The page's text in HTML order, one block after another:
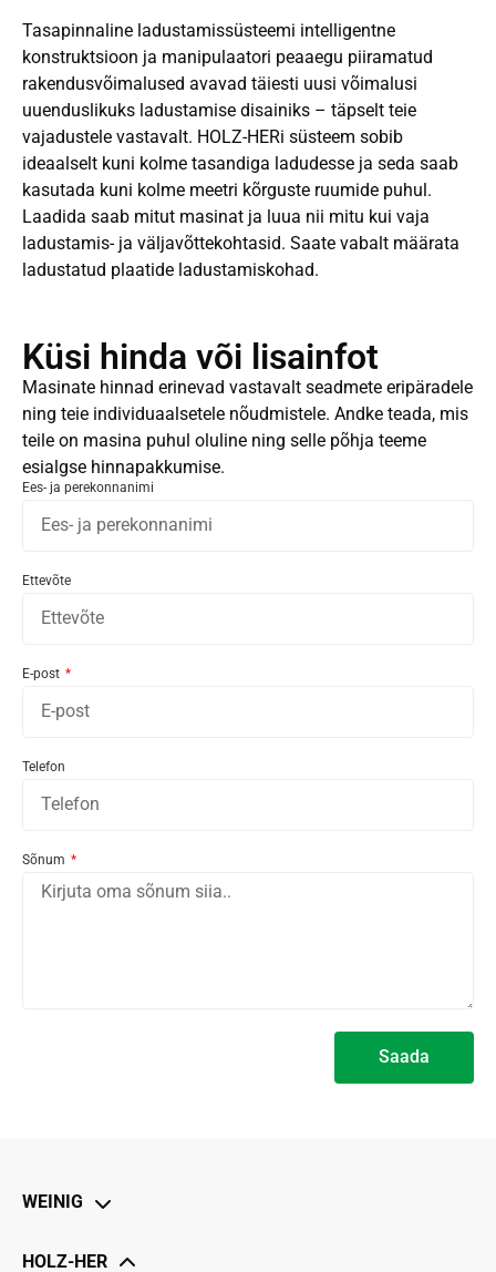
WEINIG
HOLZ-HER
Tasapinnaline ladustamissüsteemi intelligentne
konstruktsioon ja manipulaatori peaaegu piiramatud
rakendusvõimalused avavad täiesti uusi võimalusi
uuenduslikuks ladustamise disainiks – täpselt teie
vajadustele vastavalt. HOLZ-HERi süsteem sobib
ideaalselt kuni kolme tasandiga ladudesse ja seda saab
kasutada kuni kolme meetri kõrguste ruumide puhul.
Laadida saab mitut masinat ja luua nii mitu kui vaja
ladustamis- ja väljavõttekohtasid. Saate vabalt määrata
ladustatud plaatide ladustamiskohad.
Küsi hinda või lisainfot
Masinate hinnad erinevad vastavalt seadmete eripäradele
ning teie individuaalsetele nõudmistele. Andke teada, mis
teile on masina puhul oluline ning selle põhja teeme
esialgse hinnapakkumise.
Ees- ja perekonnanimi
Ettevõte
E-post
Telefon
Sõnum
Saada